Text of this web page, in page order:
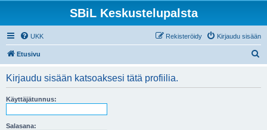
SBiL Keskustelupalsta
UKK Kirjaudu sisään
Rekisteröidy
Etusivu
Kirjaudu sisään katsoaksesi tätä profiilia.
Käyttäjätunnus:
Salasana: